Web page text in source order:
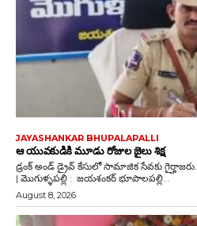
JAYASHANKAR BHUPALAPALLI
ఆ యువకుడికి మూడు రోజుల జైలు శిక్ష
డ్రంక్‌ అండ్‌ డ్రైవ్‌ కేసులో సామాజిక సేవకు గైర్హాజరు.. కోర్టు ధిక్కరణగా పరిగణన మన భారత్
| మొగుళ్ళపల్లి : జయశంకర్ భూపాలపల్లి...
August 8, 2026